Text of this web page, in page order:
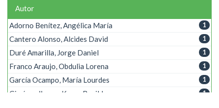
Autor
1
Adorno Benítez, Angélica María
1
Cantero Alonso, Alcides David
1
Duré Amarilla, Jorge Daniel
1
Franco Araujo, Obdulia Lorena
1
García Ocampo, María Lourdes
1
Giménez Ibarra, Karen Benilda